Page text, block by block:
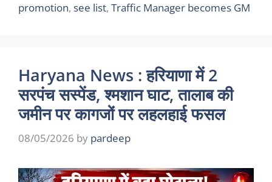
promotion, see list, Traffic Manager becomes GM
Haryana News : हरियाणा में 2
सरपंच सस्पेंड, श्मशान घाट, तालाब की
जमीन पर कागजों पर लहलहाई फसल
08/05/2026 by pardeep